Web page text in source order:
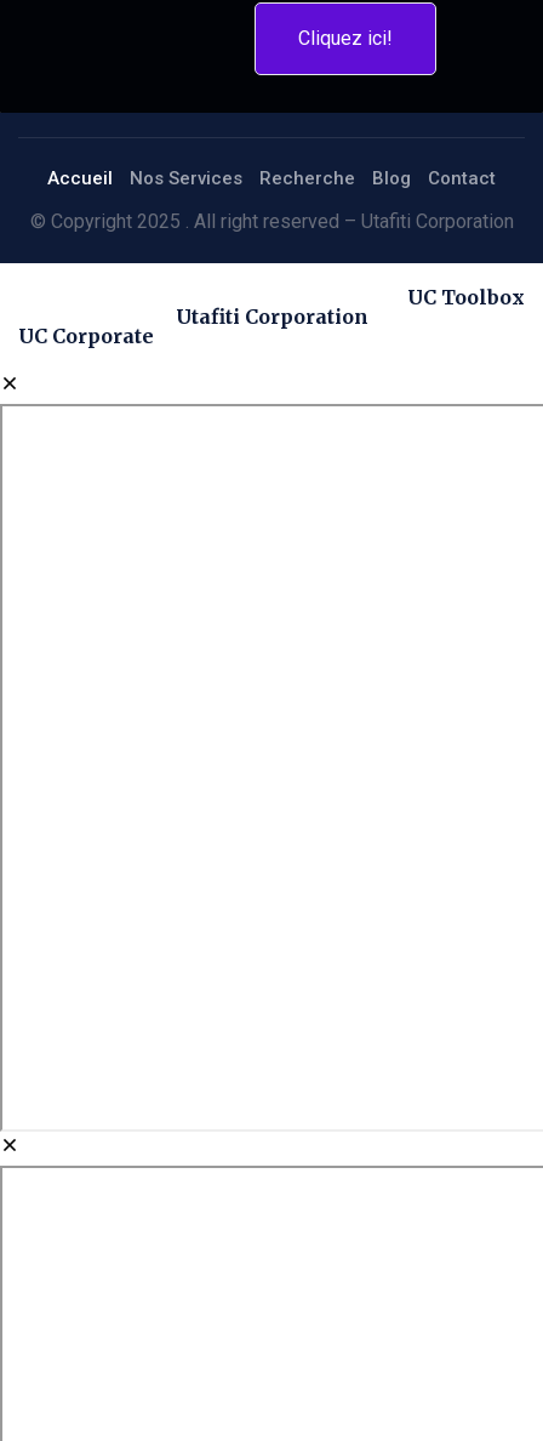
Cliquez ici!
Accueil Nos Services Recherche Blog Contact
© Copyright 2025 . All right reserved – Utafiti Corporation
UC Toolbox
Utafiti Corporation
UC Corporate